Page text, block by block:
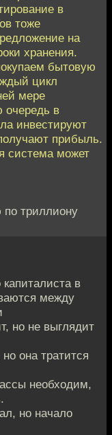
в
тоже
на
хранения.
бытовую
цикл
мере
очередь в
инвестируют
прибыль.
система может
триллиону
в
между
но не выглядит
она тратится
необходим,
но начало